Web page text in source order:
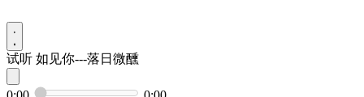
试听 如见你---落日微醺